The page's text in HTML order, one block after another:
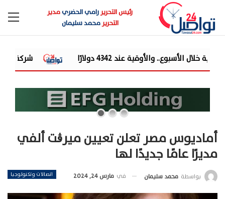
رئيس التحريررامي الحضريمدير
التحريرمحمد سليمان
شركة «Liberty Developments» تطلق أولى فعالياتها الترفيهية بمشروع «AT» في حفل ضخم للميجا ستار أحمد سع...
أماديوس مصر تعلن تعيين ميرڨت ألفي
مديرًا عامًا جديدًا لها
اتصالات وتكنولوجيا بواسطة محمد سليمان في مارس 24, 2024